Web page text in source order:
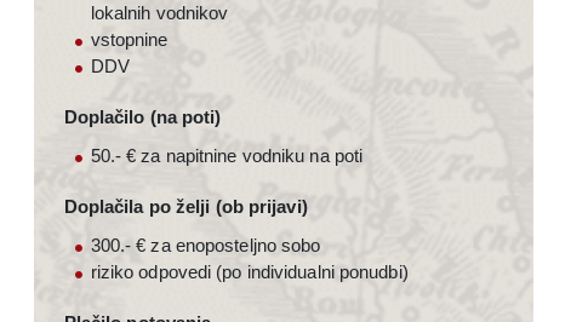
lokalnih vodnikov
vstopnine
DDV
Doplačilo (na poti)
50.- € za napitnine vodniku na poti
Doplačila po želji (ob prijavi)
300.- € za enoposteljno sobo
riziko odpovedi (po individualni ponudbi)